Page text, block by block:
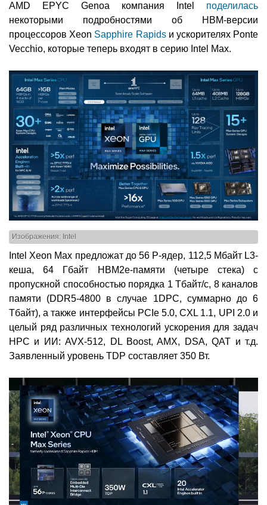
AMD EPYC Genoa компания Intel поделилась
некоторыми подробностями об HBM-версии
процессоров Xeon Sapphire Rapidsи ускорителях Ponte
Vecchio, которые теперь входят в серию Intel Max.
Изображения: Intel
Intel Xeon Max предложат до 56 P-ядер, 112,5 Мбайт L3-
кеша, 64 Гбайт HBM2e-памяти (четыре стека) с
пропускной способностью порядка 1 Тбайт/с, 8 каналов
памяти (DDR5-4800 в случае 1DPC, суммарно до 6
Тбайт), а также интерфейсы PCIe 5.0, CXL 1.1, UPI 2.0 и
целый ряд различных технологий ускорения для задач
HPC и ИИ: AVX-512, DL Boost, AMX, DSA, QAT и т.д.
Заявленный уровень TDP составляет 350 Вт.